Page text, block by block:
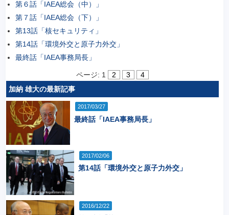
第６話「IAEA総会（中）」
第７話「IAEA総会（下）」
第13話「核セキュリティ」
第14話「環境外交と原子力外交」
最終話「IAEA事務局長」
ページ: 1 2 3
4
加納 雄大の最新記事
2017/03/27
最終話「IAEA事務局長」
2017/02/06
第14話「環境外交と原子力外交」
2016/12/22